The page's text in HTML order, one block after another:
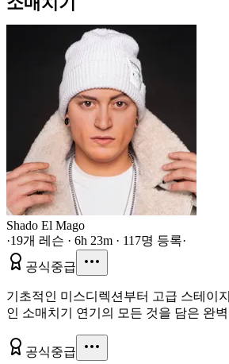
Shado El Mago
·19개 레슨 · 6h 23m · 117명 등록·
공식중급
기초적인 미스디렉션부터 고급 스테이
인 소매치기 연기의 모든 것을 담은 완
공식중급